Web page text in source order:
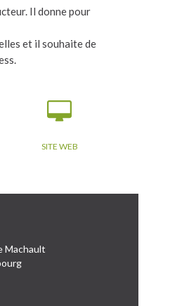
Il donne pour
et il souhaite de
SITE WEB
Machault